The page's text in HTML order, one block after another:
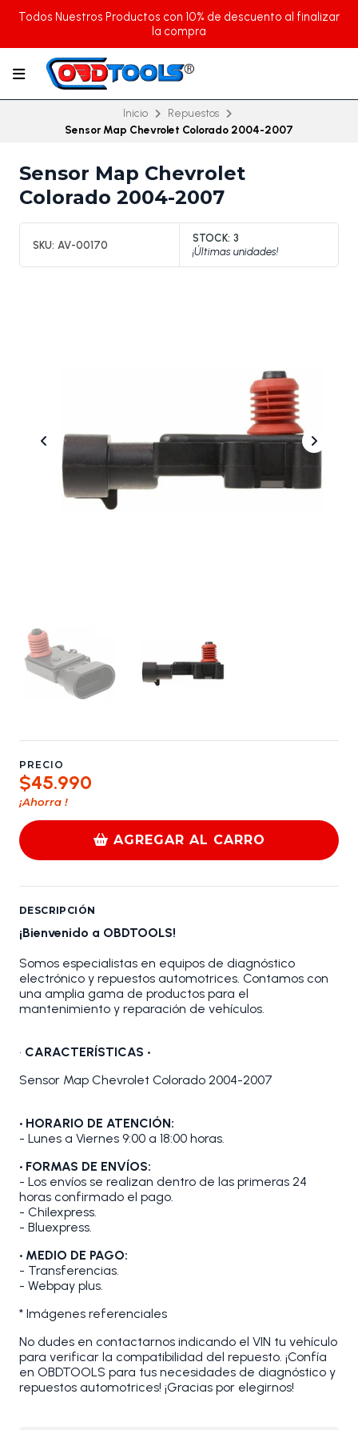
Todos Nuestros Productos con 10% de descuento al finalizar
la compra
Inicio
Repuestos
Sensor Map Chevrolet Colorado 2004-2007
Sensor Map Chevrolet
Colorado 2004-2007
SKU: AV-00170
STOCK: 3
¡Últimas unidades!
PRECIO
$45.990
¡Ahorra !
AGREGAR AL CARRO
DESCRIPCIÓN
¡Bienvenido a OBDTOOLS!
Somos especialistas en equipos de diagnóstico
electrónico y repuestos automotrices. Contamos con
una amplia gama de productos para el
mantenimiento y reparación de vehículos.
• CARACTERÍSTICAS •
Sensor Map Chevrolet Colorado 2004-2007
• HORARIO DE ATENCIÓN:
- Lunes a Viernes 9:00 a 18:00 horas.
• FORMAS DE ENVÍOS:
- Los envíos se realizan dentro de las primeras 24
horas confirmado el pago.
- Chilexpress.
- Bluexpress.
• MEDIO DE PAGO:
- Transferencias.
- Webpay plus.
* Imágenes referenciales
No dudes en contactarnos indicando el VIN tu vehículo
para verificar la compatibilidad del repuesto. ¡Confía
en OBDTOOLS para tus necesidades de diagnóstico y
repuestos automotrices! ¡Gracias por elegirnos!